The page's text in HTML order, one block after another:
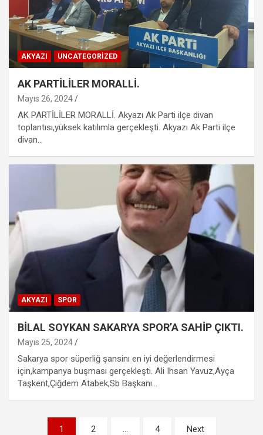
AKYAZI UNCATEGORIZED
AK PARTİLİLER MORALLİ.
Mayıs 26, 2024
AK PARTİLİLER MORALLİ. Akyazı Ak Parti ilçe divan
toplantısı,yüksek katılımla gerçekleşti. Akyazı Ak Parti ilçe
divan…
AKYAZI SPOR
BİLAL SOYKAN SAKARYA SPOR’A SAHİP ÇIKTI.
Mayıs 25, 2024
Sakarya spor süperliğ şansinı en iyi değerlendirmesi
için,kampanya buşması gerçekleşti. Ali Ihsan Yavuz,Ayça
Taşkent,Çiğdem Atabek,Sb Başkanı…
1 2 … 4 Next